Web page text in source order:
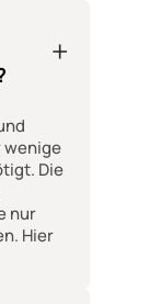
wenige
Die
nur
Hier